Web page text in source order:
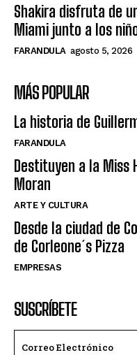
Shakira disfruta de
Miami junto a los
FARANDULA agosto 5, 2026
MÁS POPULAR
La historia de
FARANDULA
Destituyen a la Miss
Moran
ARTE Y CULTURA
Desde la ciudad de
de Corleone´s Pizza
EMPRESAS
SUSCRÍBETE